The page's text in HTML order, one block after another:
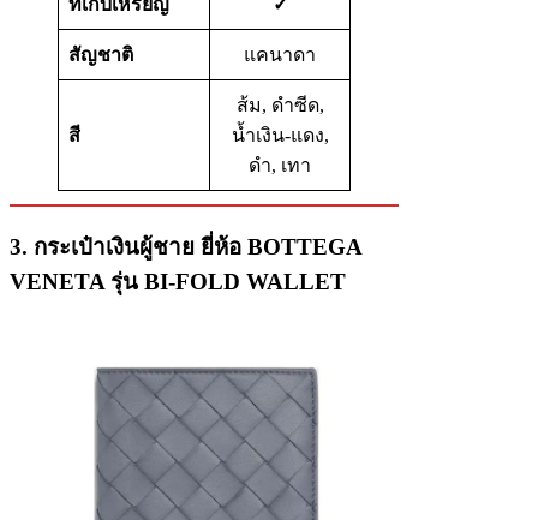
ที่เก็บเหรียญ ✓
สัญชาติ แคนาดา
สี
ส้ม, ดำซีด,
น้ำเงิน-แดง,
ดำ, เทา
3. กระเป๋าเงินผู้ชาย ยี่ห้อ BOTTEGA
VENETA รุ่น BI-FOLD WALLET